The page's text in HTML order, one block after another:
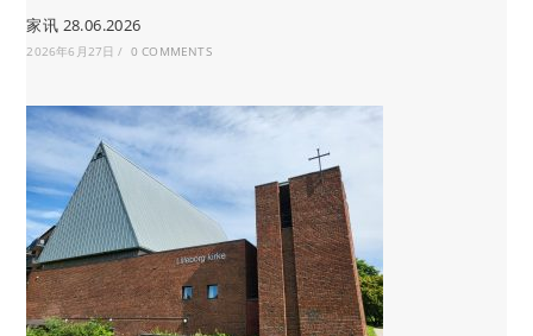
家讯 28.06.2026
2026年6月27日 / 0 COMMENTS